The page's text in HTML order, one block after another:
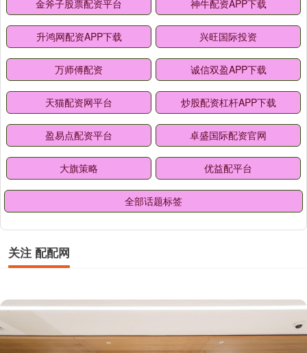
金斧子股票配资平台 神牛配资APP下载
升鸿网配资APP下载 兴旺国际投资
万师傅配资 诚信双盈APP下载
天猫配资网平台 炒股配资杠杆APP下载
盈易点配资平台 卓盛国际配资官网
大旗策略 优益配平台
全部话题标签
关注 配配网